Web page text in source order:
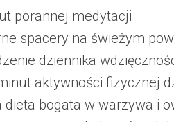
porannej medytacji
spacery na świeżym
dziennika
aktywności fizycznej
dieta bogata w warzywa i